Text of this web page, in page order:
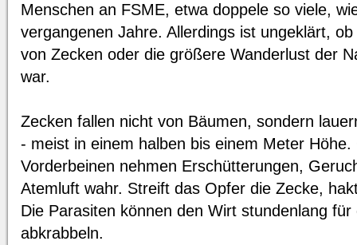
Menschen an FSME, etwa doppele so viele,
vergangenen Jahre. Allerdings ist ungeklärt,
von Zecken oder die größere Wanderlust der
war.
Zecken fallen nicht von Bäumen, sondern
- meist in einem halben bis einem Meter Höhe.
Vorderbeinen nehmen Erschütterungen,
Atemluft wahr. Streift das Opfer die Zecke,
Die Parasiten können den Wirt stundenlang
abkrabbeln.